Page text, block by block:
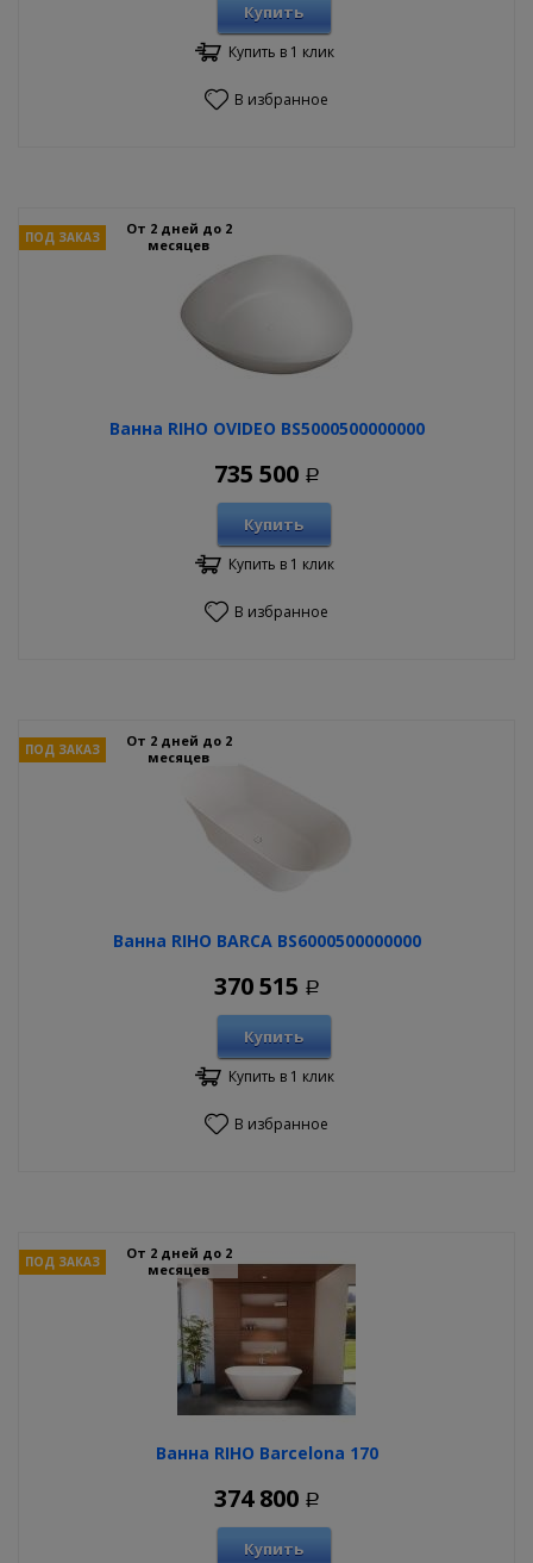
Купить
Купить в 1 клик
В избранное
Ванна RIHO OVIDEO BS5000500000000
ПОД ЗАКАЗ
От 2 дней до 2
месяцев
735 500 Р
Купить
Купить в 1 клик
В избранное
Ванна RIHO BARCA BS6000500000000
ПОД ЗАКАЗ
От 2 дней до 2
месяцев
370 515 Р
Купить
Купить в 1 клик
В избранное
Ванна RIHO Barcelona 170
ПОД ЗАКАЗ
От 2 дней до 2
месяцев
374 800 Р
Купить